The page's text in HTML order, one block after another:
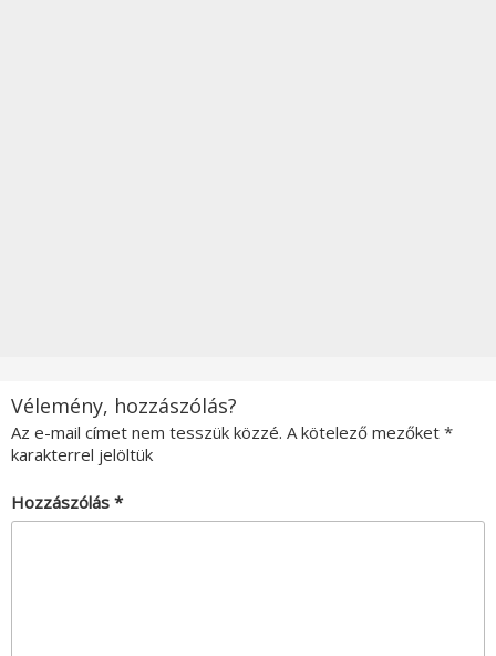
Vélemény, hozzászólás?
Az e-mail címet nem tesszük közzé. A kötelező mezőket *
karakterrel jelöltük
Hozzászólás *